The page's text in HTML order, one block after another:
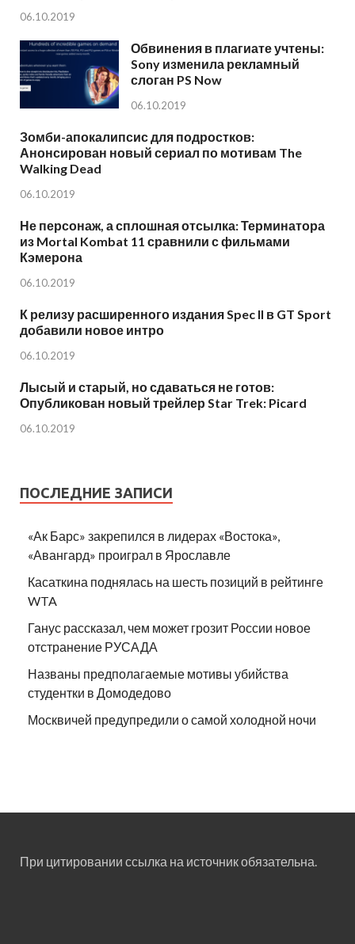
06.10.2019
Обвинения в плагиате учтены:
Sony изменила рекламный
слоган PS Now
06.10.2019
Зомби-апокалипсис для подростков:
Анонсирован новый сериал по мотивам The
Walking Dead
06.10.2019
Не персонаж, а сплошная отсылка: Терминатора
из Mortal Kombat 11 сравнили с фильмами
Кэмерона
06.10.2019
К релизу расширенного издания Spec II в GT Sport
добавили новое интро
06.10.2019
Лысый и старый, но сдаваться не готов:
Опубликован новый трейлер Star Trek: Picard
06.10.2019
ПОСЛЕДНИЕ ЗАПИСИ
«Ак Барс» закрепился в лидерах «Востока»,
«Авангард» проиграл в Ярославле
Касаткина поднялась на шесть позиций в рейтинге
WTA
Ганус рассказал, чем может грозит России новое
отстранение РУСАДА
Названы предполагаемые мотивы убийства
студентки в Домодедово
Москвичей предупредили о самой холодной ночи
При цитировании ссылка на источник обязательна.